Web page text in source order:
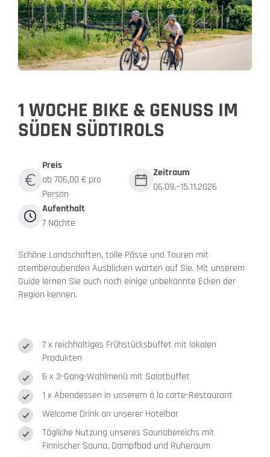
1 WOCHE BIKE & GENUSS IM
SÜDEN SÜDTIROLS
Preis
ab 706,00 € pro
Person
Zeitraum
06.09.–15.11.2026
Aufenthalt
7 Nächte
Schöne Landschaften, tolle Pässe und Touren mit
atemberaubenden Ausblicken warten auf Sie. Mit unserem
Guide lernen Sie auch noch einige unbekannte Ecken der
Region kennen.
7 x reichhaltiges Frühstücksbuffet mit lokalen
Produkten
6 x 3-Gang-Wahlmenü mit Salatbuffet
1 x Abendessen in unserem à la carte-Restaurant
Welcome Drink an unserer Hotelbar
Tägliche Nutzung unseres Saunabereichs mit
Finnischer Sauna, Dampfbad und Ruheraum